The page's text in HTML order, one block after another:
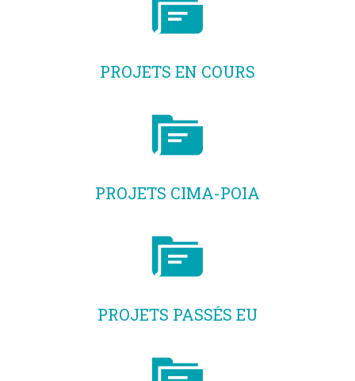
PROJETS EN COURS
PROJETS CIMA-POIA
PROJETS PASSÉS EU